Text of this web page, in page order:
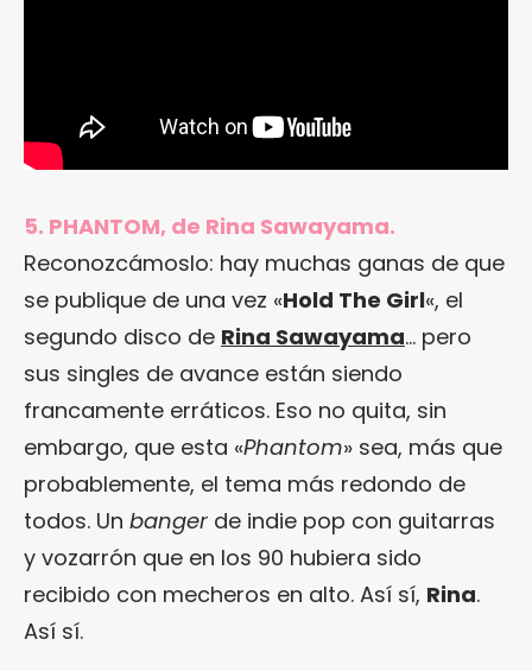
5. PHANTOM, de Rina Sawayama.
Reconozcámoslo: hay muchas ganas de que
se publique de una vez «Hold The Girl«, el
segundo disco de Rina Sawayama… pero
sus singles de avance están siendo
francamente erráticos. Eso no quita, sin
embargo, que esta «Phantom» sea, más que
probablemente, el tema más redondo de
todos. Un banger de indie pop con guitarras
y vozarrón que en los 90 hubiera sido
recibido con mecheros en alto. Así sí, Rina.
Así sí.